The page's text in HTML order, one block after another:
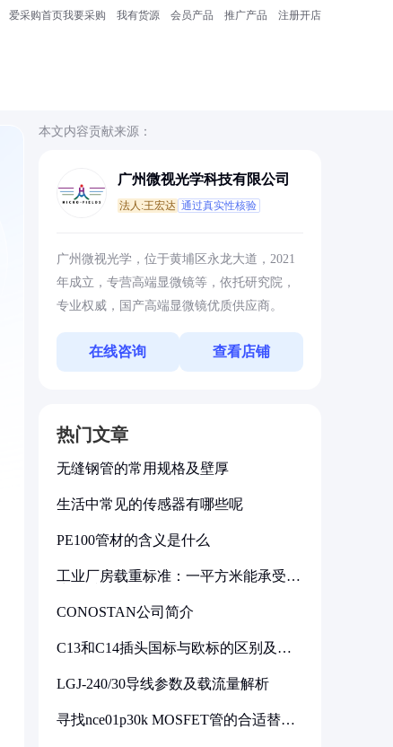
爱采购首页我要采购 我有货源 会员产品 推广产品 注册开店
本文内容贡献来源：
广州微视光学科技有限公司
法人:王宏达 通过真实性核验
广州微视光学，位于黄埔区永龙大道，2021
年成立，专营高端显微镜等，依托研究院，
专业权威，国产高端显微镜优质供应商。
在线咨询 查看店铺
热门文章
无缝钢管的常用规格及壁厚
生活中常见的传感器有哪些呢
PE100管材的含义是什么
工业厂房载重标准：一平方米能承受多
CONOSTAN公司简介
C13和C14插头国标与欧标的区别及其
LGJ-240/30导线参数及载流量解析
寻找nce01p30k MOSFET管的合适替代